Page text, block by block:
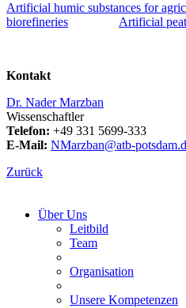
Artificial humic substances for
biorefineries
Artificial peat
Kontakt
Dr. Nader Marzban
Wissenschaftler
Telefon: +49 331 5699-333
E-Mail: NMarzban@atb-potsdam.d
Zurück
Über Uns
Leitbild
Team
Organisation
Unsere Kompetenzen